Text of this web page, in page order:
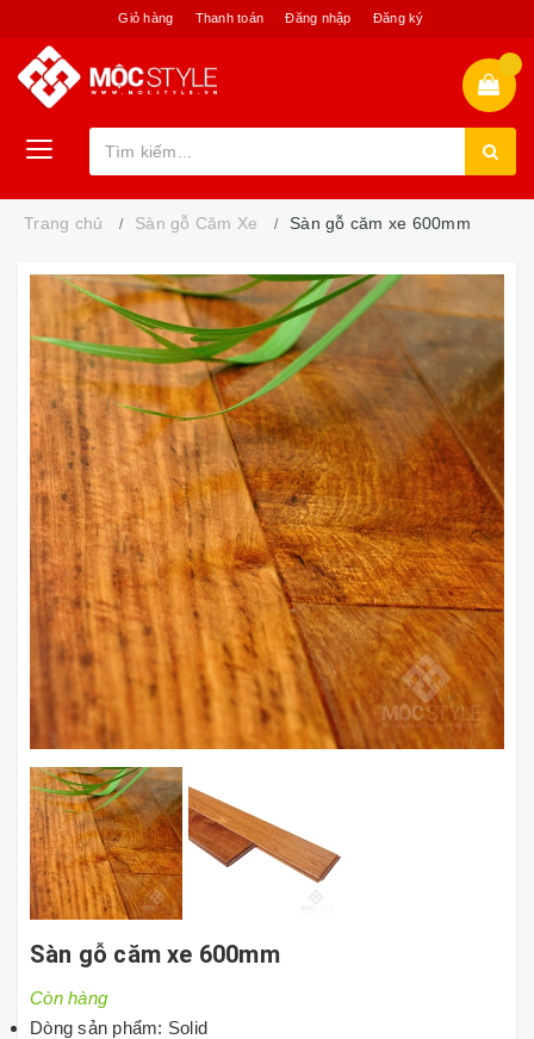
Giỏ hàng Thanh toán Đăng nhập Đăng ký
Trang chủ Sàn gỗ Căm Xe Sàn gỗ căm xe 600mm
Sàn gỗ căm xe 600mm
Còn hàng
Dòng sản phẩm: Solid